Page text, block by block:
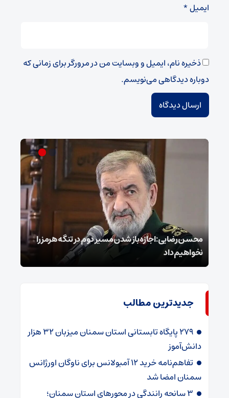
ایمیل*
ذخیره نام، ایمیل و وبسایت من در مرورگر برای زمانی که
دوباره دیدگاهی می‌نویسم.
محسن رضایی: اجازه باز شدن مسیر دوم در تنگه هرمز را
نخواهیم داد
جدیدترین مطالب
۲۷۹ پایگاه تابستانی استان سمنان میزبان ۳۲ هزار
دانش‌آموز
تفاهم‌نامه خرید ۱۲ آمبولانس برای ناوگان اورژانس
سمنان امضا شد
۳ سانحه رانندگی در محورهای استان سمنان؛